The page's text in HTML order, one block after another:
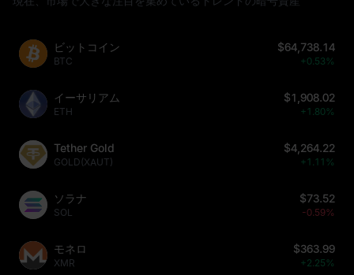
ビットコイン
BTC
$64,738.14
+0.53%
イーサリアム
ETH
$1,908.02
+1.80%
Tether Gold
GOLD(XAUT)
$4,264.22
+1.11%
ソラナ
SOL
$73.52
-0.59%
モネロ
XMR
$363.99
+2.25%